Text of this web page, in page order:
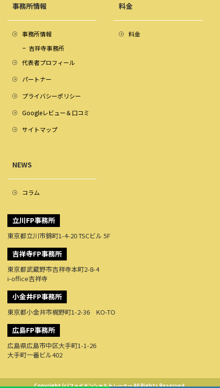
事務所情報
事務所情報
吉祥寺事務所
代表者プロフィール
パートナー
プライバシーポリシー
Googleレビュー＆口コミ
サイトマップ
NEWS
コラム
料金
料金
立川FP事務所
東京都立川市錦町1-4-20 TSCビル 5F
吉祥寺FP事務所
東京都武蔵野市吉祥寺本町2-8-4
i-office吉祥寺
小金井FP事務所
東京都小金井市梶野町1-2-36 KO-TO
広島FP事務所
広島県広島市中区大手町1-1-26
大手町一番ビル402
Copyright (c)ファイナンシャルトレーナー All Rights Reserved.